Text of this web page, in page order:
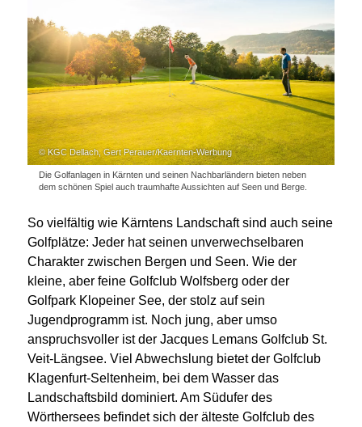
© KGC Dellach, Gert Perauer/Kaernten-Werbung
Die Golfanlagen in Kärnten und seinen Nachbarländern bieten neben
dem schönen Spiel auch traumhafte Aussichten auf Seen und Berge.
So vielfältig wie Kärntens Landschaft sind auch seine
Golfplätze: Jeder hat seinen unverwechselbaren
Charakter zwischen Bergen und Seen. Wie der
kleine, aber feine Golfclub Wolfsberg oder der
Golfpark Klopeiner See, der stolz auf sein
Jugendprogramm ist. Noch jung, aber umso
anspruchsvoller ist der Jacques Lemans Golfclub St.
Veit-Längsee. Viel Abwechslung bietet der Golfclub
Klagenfurt-Seltenheim, bei dem Wasser das
Landschaftsbild dominiert. Am Südufer des
Wörthersees befindet sich der älteste Golfclub des